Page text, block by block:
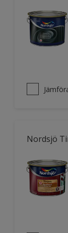
Nordsjö